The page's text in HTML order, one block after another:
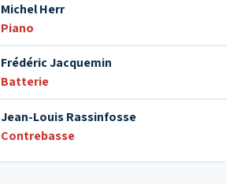
Michel Herr
Piano
Frédéric Jacquemin
Batterie
Jean-Louis Rassinfosse
Contrebasse